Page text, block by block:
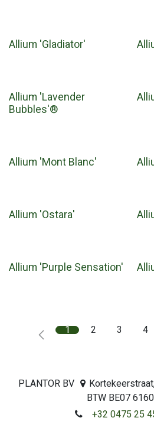
Allium 'Gladiator'
Allium 'Lavender
Bubbles'®
Allium 'Mont Blanc'
Allium 'Ostara'
Allium 'Purple Sensation'
1 2 3 4
PLANTOR BV
BTW BE07
+32 0475 25